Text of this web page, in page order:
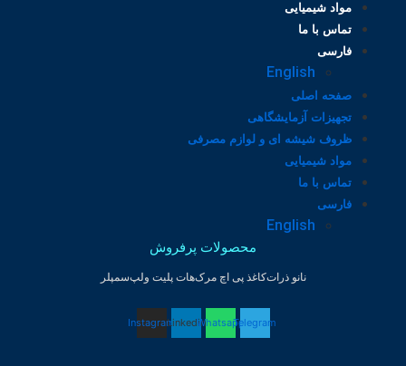
مواد شیمیایی
تماس با ما
فارسی
English
صفحه اصلی
تجهیزات آزمایشگاهی
ظروف شیشه ای و لوازم مصرفی
مواد شیمیایی
تماس با ما
فارسی
English
محصولات پرفروش
نانو ذراتکاغذ پی اچ مرکهات پلیت ولپسمپلر
Telegram
Whatsapp
Linkedin
Instagram